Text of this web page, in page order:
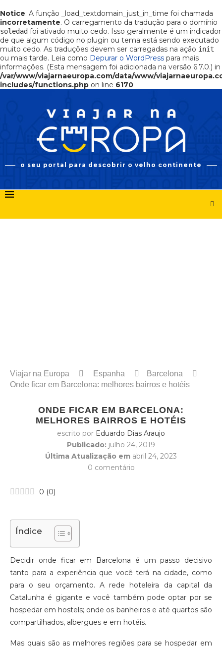
Notice: A função _load_textdomain_just_in_time foi chamada
incorretamente. O carregamento da tradução para o domínio
soledad foi ativado muito cedo. Isso geralmente é um indicador
de que algum código no plugin ou tema está sendo executado
muito cedo. As traduções devem ser carregadas na ação init
ou mais tarde. Leia como Depurar o WordPress para mais
informações. (Esta mensagem foi adicionada na versão 6.7.0.) in
/var/www/viajarnaeuropa.com/data/www/
includes/functions.php on line 6170
o seu portal para descobrir o velho continente
Viajar na Europa Espanha
Barcelona
Onde ficar em Barcelona: melhores bairros e hotéis
ONDE FICAR EM BARCELONA:
MELHORES BAIRROS E HOTÉIS
escrito por Eduardo Dias Araujo
Publicado: julho 24, 2019
Última Atualização em abril 24, 2023
0 comentário
0 (0)
Índice
Decidir onde ficar em Barcelona é um passo decisivo
tanto para a experiência que você terá na cidade, como
para o seu orçamento. A rede hoteleira da capital da
Catalunha é gigante e você também pode optar por se
hospedar em hostels; onde os banheiros e até quartos são
compartilhados, albergues e em hotéis.
Mas quais são as melhores regiões para se hospedar em